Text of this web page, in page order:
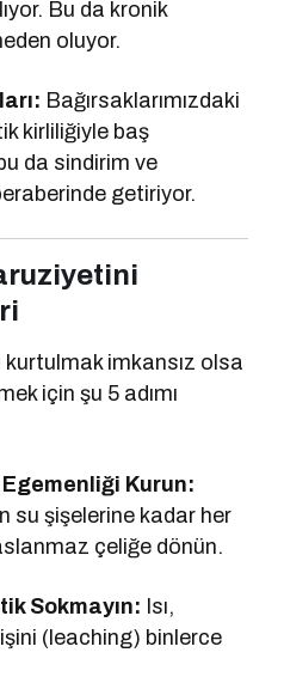
Bu da kronik
oluyor.
Bağırsaklarımızdaki
kirliliğiyle baş
da sindirim ve
beraberinde getiriyor.
imkansız olsa
için şu 5 adımı
Egemenliği Kurun:
su şişelerine kadar her
çeliğe dönün.
Sokmayın: Isı,
(leaching) binlerce